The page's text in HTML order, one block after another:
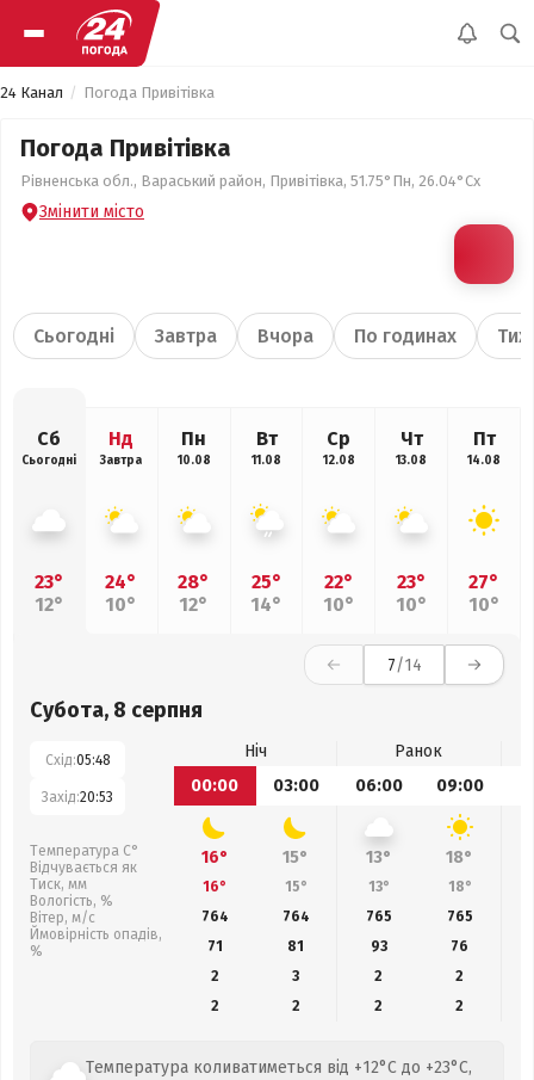
24 Канал Погода Привітівка
Погода Привітівка
Рівненська обл., Вараський район, Привітівка, 51.75°Пн, 26.04°Сх
Змінити місто
Сьогодні Завтра Вчора По годинах
Сб
Сьогодні
23°
12°
Нд
Завтра
24°
10°
Пн
10.08
28°
12°
Вт
11.08
25°
14°
Ср
12.08
22°
10°
Чт
13.08
23°
10°
Пт
14.08
27°
10°
7/14
Субота, 8 серпня
Схід:05:48
Захід:20:53
Температура С°
Відчувається як
Тиск, мм
Вологість, %
Вітер, м/с
Ймовірність опадів,
%
Ніч
Ранок
00:00
03:00 06:00 09:00
16° 15° 13° 18°
16° 15° 13° 18°
764
764 765 765
71
81 93 76
2
3 2
2
2
2 2 2
Температура коливатиметься від +12°C до +23°C,